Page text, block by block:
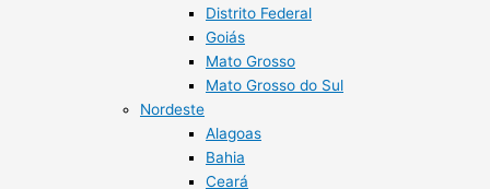
Distrito Federal
Goiás
Mato Grosso
Mato Grosso do Sul
Nordeste
Alagoas
Bahia
Ceará